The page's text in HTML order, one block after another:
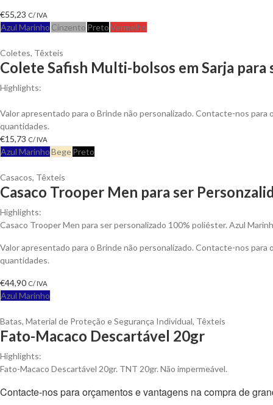
€55,23 C/ IVA
Azul Marinho Cinzento PretoVermelho
Coletes, Têxteis
Colete Safish Multi-bolsos em Sarja para
Highlights:
Valor apresentado para o Brinde não personalizado. Contacte-nos
quantidades.
€15,73 C/ IVA
Azul MarinhoBegePreto
Casacos, Têxteis
Casaco Trooper Men para ser
Highlights:
Casaco Trooper Men para ser personalizado 100% poliéster. Azul
Valor apresentado para o Brinde não personalizado. Contacte-nos
quantidades.
€44,90 C/ IVA
Azul Marinho
Batas, Material de Proteção e Segurança Individual, Têxteis
Fato-Macaco Descartável 20gr
Highlights:
Fato-Macaco Descartável 20gr. TNT 20gr. Não impermeável.
Contacte-nos para orçamentos e vantagens na compra de